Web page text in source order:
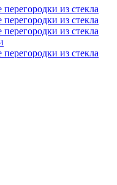
из стекла
из стекла
из стекла
из стекла